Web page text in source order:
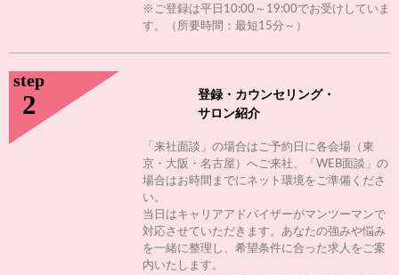
※ご登録は平日10:00～19:00でお受けしていま
す。（所要時間：最短15分～）
step
2
登録・カウンセリング・
サロン紹介
「来社面談」の場合はご予約日に各会場（東
京・大阪・名古屋）へご来社、「WEB面談」の
場合はお時間までにネット環境をご準備くださ
い。
当日はキャリアアドバイザーがマンツーマンで
対応させていただきます。あなたの強みや悩み
を一緒に整理し、希望条件に合った求人をご案
内いたします。